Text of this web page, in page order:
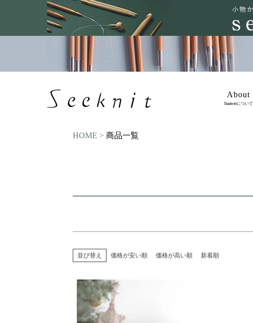
About
Seeknitについて
HOME 商品一覧
価格
〜
商品タグ
サイズ
カラー
並び替え 価格が安い順 価格が高い順 新着順